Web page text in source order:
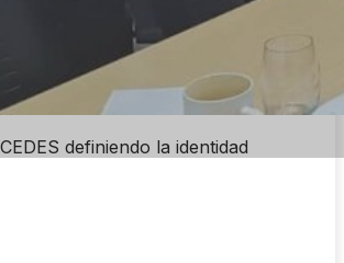
definiendo la identidad